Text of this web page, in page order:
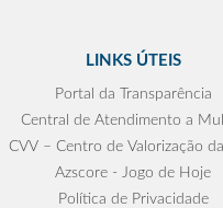
LINKS ÚTEIS
Portal da Transparência
Central de Atendimento a
CVV – Centro de Valorização
Azscore - Jogo de Hoje
Política de Privacidade